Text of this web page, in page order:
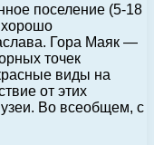
поселение (5-18
хорошо
Гора Маяк —
точек
виды на
от этих
Во всеобщем, с